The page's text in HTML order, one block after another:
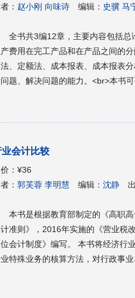
： 赵小刚 向味诗 编辑： 史骥 马
全书共3编12章，主要内容包括总
费用在完工产品和在产品之间的
、定额法、成本报表、成本报表
题、解决问题的能力。<br>本书
学校以及本科院校举办的二级职业
业会计比较
：¥36
：郭芙蓉 李明慧 编辑：沈静
本书是根据教育部制定的《高职
准则》，2016年实施的《营业税
会计制度》编写。 本书将经济行
特殊业务的核算方法，对行政事
理解和把握，为学生未来的就业打